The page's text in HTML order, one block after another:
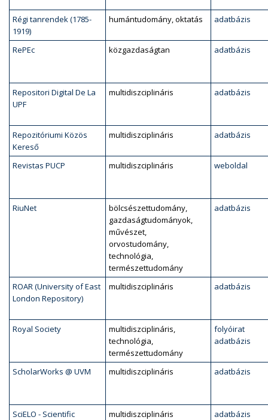
Régi tanrendek (1785-
1919)
humántudomány, oktatás adatbázis
RePEc közgazdaságtan adatbázis
Repositori Digital De La
UPF
multidiszciplináris adatbázis
Repozitóriumi Közös
Kereső
multidiszciplináris adatbázis
Revistas PUCP multidiszciplináris weboldal
RiuNet
bölcsészettudomány,
gazdaságtudományok,
művészet,
orvostudomány,
technológia,
természettudomány
adatbázis
ROAR (University of East
London Repository)
multidiszciplináris adatbázis
Royal Society
multidiszciplináris,
technológia,
természettudomány
folyóirat
adatbázis
ScholarWorks @ UVM multidiszciplináris adatbázis
SciELO - Scientific
multidiszciplináris adatbázis